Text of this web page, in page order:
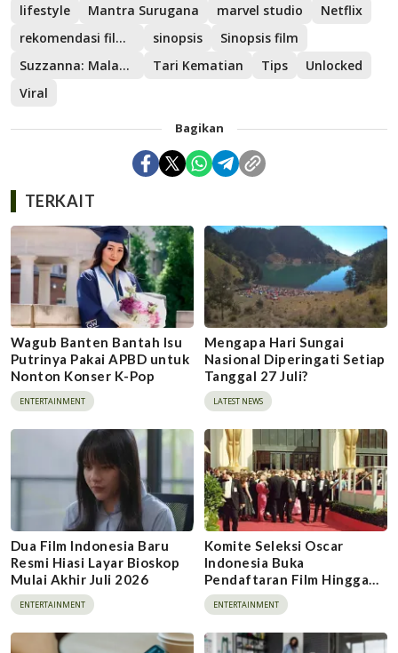
lifestyle
Mantra Surugana marvel studio
Netflix
rekomendasi film horor
sinopsis
Sinopsis film
Suzzanna: Malam Jumat Kliwon
Tari Kematian Tips
Unlocked
Viral
Bagikan
TERKAIT
Wagub Banten Bantah Isu
Putrinya Pakai APBD untuk
Nonton Konser K-Pop
ENTERTAINMENT
Mengapa Hari Sungai
Nasional Diperingati Setiap
Tanggal 27 Juli?
LATEST NEWS
Dua Film Indonesia Baru
Resmi Hiasi Layar Bioskop
Mulai Akhir Juli 2026
ENTERTAINMENT
Komite Seleksi Oscar
Indonesia Buka
Pendaftaran Film Hingga
Akhir Agustus
ENTERTAINMENT